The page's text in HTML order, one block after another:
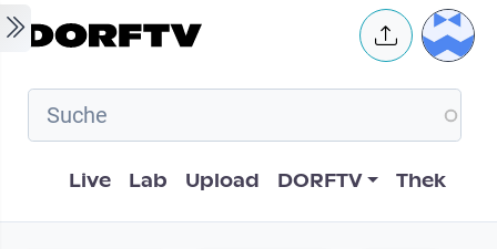
Skip to main content User
Hauptnavigation
Live Lab Upload DORFTV Thek